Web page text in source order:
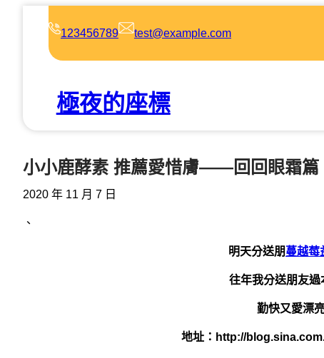
123456789 test@example.com
極夜的座標
小小鹿酵素 推薦愛惜膚——回回眼霜篇
2020 年 11 月 7 日
、
明天分送朋蔓越莓
往年我分送朋友過
勤快又愛漂
地址：http://